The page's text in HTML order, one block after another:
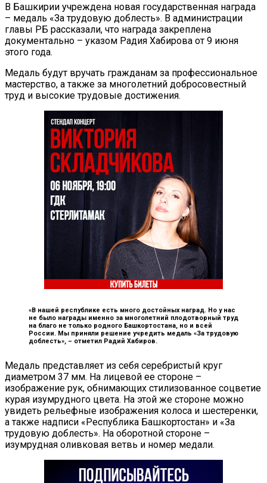
В Башкирии учреждена новая государственная награда
– медаль «За трудовую доблесть». В администрации
главы РБ рассказали, что награда закреплена
документально – указом Радия Хабирова от 9 июня
этого года.
Медаль будут вручать гражданам за профессиональное
мастерство, а также за многолетний добросовестный
труд и высокие трудовые достижения.
«В нашей республике есть много достойных наград. Но у нас
не было награды именно за многолетний плодотворный труд
на благо не только родного Башкортостана, но и всей
России. Мы приняли решение учредить медаль «За трудовую
доблесть», – отметил Радий Хабиров.
Медаль представляет из себя серебристый круг
диаметром 37 мм. На лицевой ее стороне –
изображение рук, обнимающих стилизованное соцветие
курая изумрудного цвета. На этой же стороне можно
увидеть рельефные изображения колоса и шестеренки,
а также надписи «Республика Башкортостан» и «За
трудовую доблесть». На оборотной стороне –
изумрудная оливковая ветвь и номер медали.